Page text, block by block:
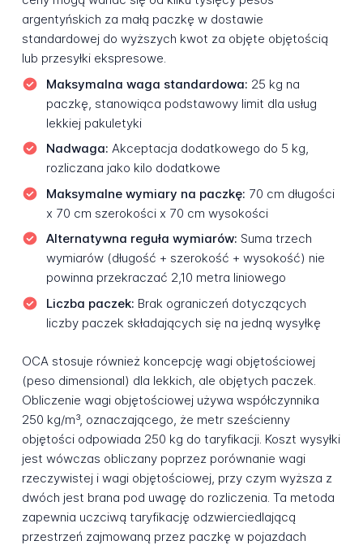
argentyńskich za małą paczkę w dostawie
standardowej do wyższych kwot za objęte objętością
lub przesyłki ekspresowe.
Maksymalna waga standardowa: 25 kg na
paczkę, stanowiąca podstawowy limit dla usług
lekkiej pakuletyki
Nadwaga: Akceptacja dodatkowego do 5 kg,
rozliczana jako kilo dodatkowe
Maksymalne wymiary na paczkę: 70 cm długości
x 70 cm szerokości x 70 cm wysokości
Alternatywna reguła wymiarów: Suma trzech
wymiarów (długość + szerokość + wysokość) nie
powinna przekraczać 2,10 metra liniowego
Liczba paczek: Brak ograniczeń dotyczących
liczby paczek składających się na jedną wysyłkę
OCA stosuje również koncepcję wagi objętościowej
(peso dimensional) dla lekkich, ale objętych paczek.
Obliczenie wagi objętościowej używa współczynnika
250 kg/m³, oznaczającego, że metr sześcienny
objętości odpowiada 250 kg do taryfikacji. Koszt wysyłki
jest wówczas obliczany poprzez porównanie wagi
rzeczywistej i wagi objętościowej, przy czym wyższa z
dwóch jest brana pod uwagę do rozliczenia. Ta metoda
zapewnia uczciwą taryfikację odzwierciedlającą
przestrzeń zajmowaną przez paczkę w pojazdach